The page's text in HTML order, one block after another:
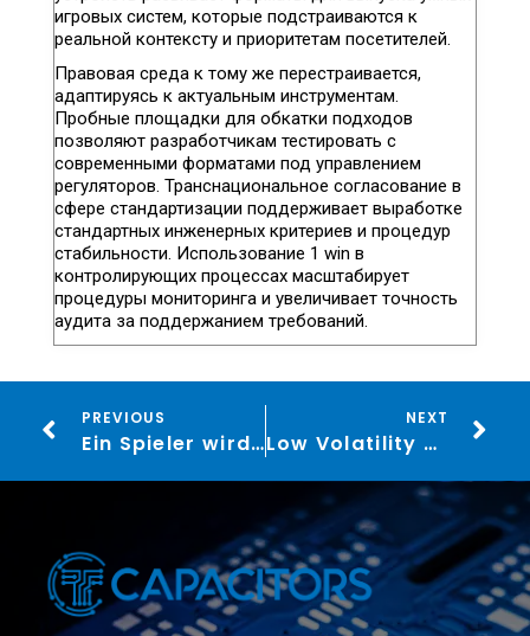
игровых систем, которые подстраиваются к
реальной контексту и приоритетам посетителей.
Правовая среда к тому же перестраивается,
адаптируясь к актуальным инструментам.
Пробные площадки для обкатки подходов
позволяют разработчикам тестировать с
современными форматами под управлением
регуляторов. Транснациональное согласование в
сфере стандартизации поддерживает выработке
стандартных инженерных критериев и процедур
стабильности. Использование 1 win в
контролирующих процессах масштабирует
процедуры мониторинга и увеличивает точность
аудита за поддержанием требований.
PREVIOUS
Ein Spieler wird dann benachrichtigt, wirklich so Welche ihm geantwortet sehen
NEXT
Low Volatility vs High Volatility Slots: A Complete Guide